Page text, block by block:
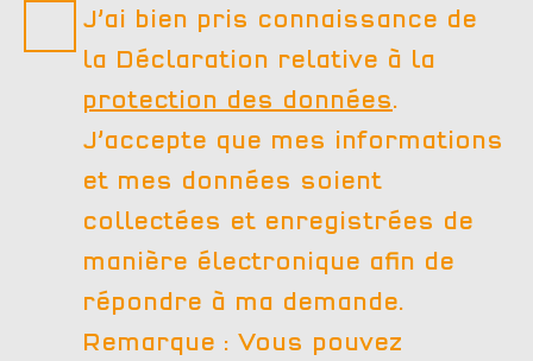
Datenschutz
*
J’ai bien pris connaissance de
la Déclaration relative à la
protection des données.
J’accepte que mes informations
et mes données soient
collectées et enregistrées de
manière électronique afin de
répondre à ma demande.
Remarque : Vous pouvez